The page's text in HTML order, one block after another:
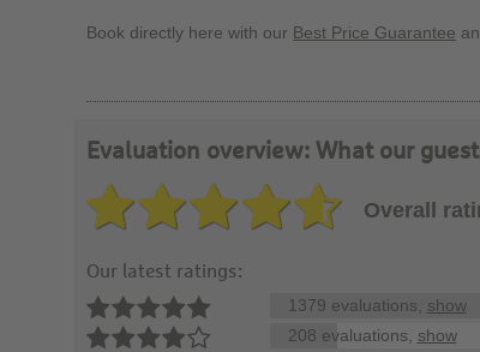
Book directly here with our Best Price Guarantee
Evaluation overview: What our
Overall
Our latest ratings:
1379 evaluations, show
208 evaluations, show